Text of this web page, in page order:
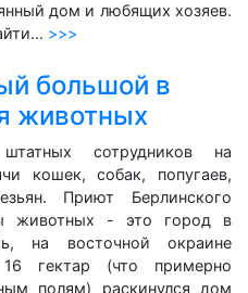
дом и любящих хозяев.
>>>
большой в
животных
сотрудников на
кошек, собак, попугаев,
Приют Берлинского
животных - это город в
на восточной окраине
гектар (что примерно
полям) раскинулся дом